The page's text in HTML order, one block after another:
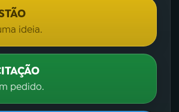
ideia.
pedido.